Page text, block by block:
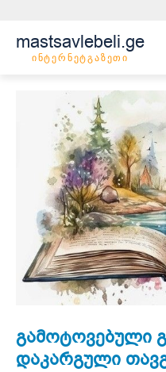
mastsavlebeli.ge
ინტერნეტგაზეთი
გამოტოვებული
დაკარგული